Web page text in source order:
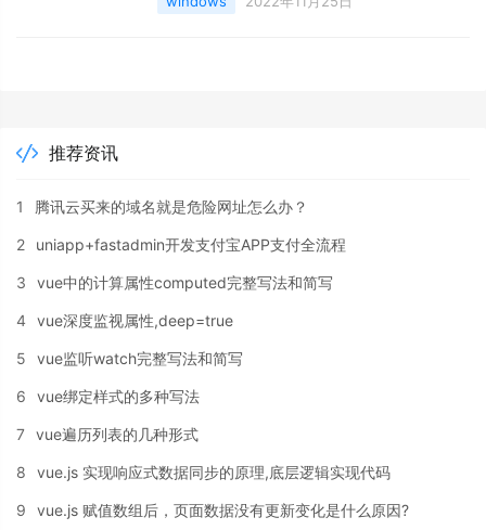
VIP哦！
推荐资讯
1 腾讯云买来的域名就是危险网址怎么办？
2 uniapp+fastadmin开发支付宝APP支付全流程
3 vue中的计算属性computed完整写法和简写
4 vue深度监视属性,deep=true
5 vue监听watch完整写法和简写
6 vue绑定样式的多种写法
7 vue遍历列表的几种形式
8 vue.js 实现响应式数据同步的原理,底层逻辑实现代码
9 vue.js 赋值数组后，页面数据没有更新变化是什么原因?